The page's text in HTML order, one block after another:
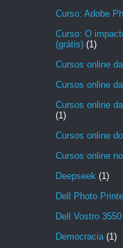
Curso: Adobe
Curso: O
(grátis) (1)
Cursos online
Cursos online
Cursos online
(1)
Cursos online
Cursos online
Deepseek (1)
Dell Photo
Dell Vostro 3550
Democracia (1)